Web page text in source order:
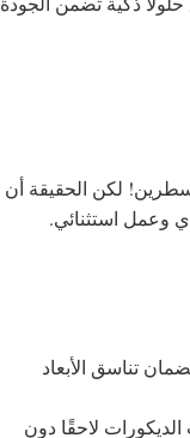
لكن الحقيقة أن
وعمل استثنائي.
تناسق الأبعاد
لاحقًا دون